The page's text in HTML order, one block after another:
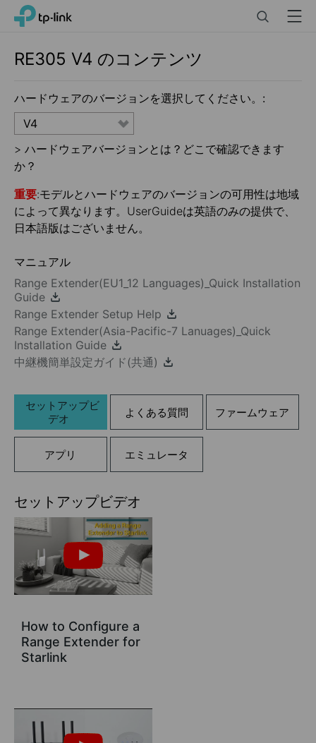
Click
navigation
TP-Link, Reliably Smart Menu
RE305 V4 のコンテンツ
ハードウェアのバージョンを選択してください。:
V4
> ハードウェアバージョンとは？どこで確認できます
か？
重要:モデルとハードウェアのバージョンの可用性は地域
によって異なります。UserGuideは英語のみの提供で、
日本語版はございません。
マニュアル
Range Extender(EU1_12 Languages)_Quick Installation
Guide
Range Extender Setup Help
Range Extender(Asia-Pacific-7 Lanuages)_Quick
Installation Guide
中継機簡単設定ガイド(共通)
セットアップビ
デオ
よくある質問 ファームウェア
アプリ エミュレータ
セットアップビデオ
How to Configure a
Range Extender for
Starlink